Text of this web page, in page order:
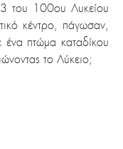
3 του 100ου Λυκείου
κέντρο, πάγωσαν,
ένα πτώμα καταδίκου
το Λύκειο;